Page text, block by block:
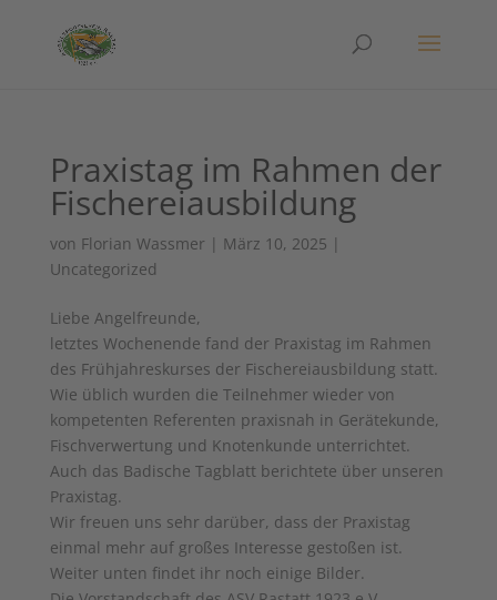
Praxistag im Rahmen der
Fischereiausbildung
von Florian Wassmer | März 10, 2025 |
Uncategorized
Liebe Angelfreunde,
letztes Wochenende fand der Praxistag im Rahmen
des Frühjahreskurses der Fischereiausbildung statt.
Wie üblich wurden die Teilnehmer wieder von
kompetenten Referenten praxisnah in Gerätekunde,
Fischverwertung und Knotenkunde unterrichtet.
Auch das Badische Tagblatt berichtete über unseren
Praxistag.
Wir freuen uns sehr darüber, dass der Praxistag
einmal mehr auf großes Interesse gestoßen ist.
Weiter unten findet ihr noch einige Bilder.